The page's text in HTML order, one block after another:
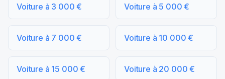
Voiture à 3 000 € Voiture à 5 000 €
Voiture à 7 000 € Voiture à 10 000 €
Voiture à 15 000 € Voiture à 20 000 €